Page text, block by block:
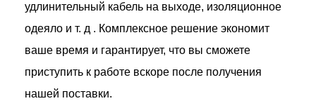
удлинительный кабель на выходе, изоляционное
одеяло и т. д . Комплексное решение экономит
ваше время и гарантирует, что вы сможете
приступить к работе вскоре после получения
нашей поставки.